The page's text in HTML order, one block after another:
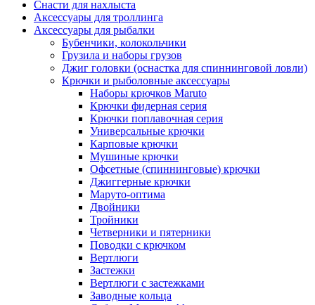
Снасти для нахлыста
Аксессуары для троллинга
Аксессуары для рыбалки
Бубенчики, колокольчики
Грузила и наборы грузов
Джиг головки (оснастка для спиннинговой ловли)
Крючки и рыболовные аксессуары
Наборы крючков Maruto
Крючки фидерная серия
Крючки поплавочная серия
Универсальные крючки
Карповые крючки
Мушиные крючки
Офсетные (спиннинговые) крючки
Джиггерные крючки
Маруто-оптима
Двойники
Тройники
Четверники и пятерники
Поводки с крючком
Вертлюги
Застежки
Вертлюги с застежками
Заводные кольца